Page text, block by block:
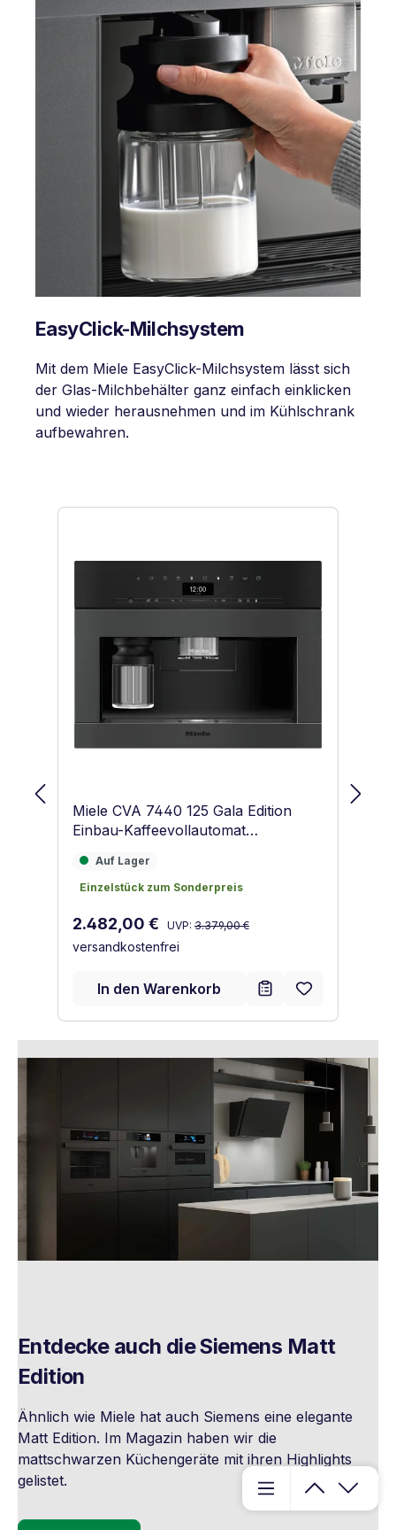
EasyClick-Milchsystem
Mit dem Miele EasyClick-Milchsystem lässt sich
der Glas-Milchbehälter ganz einfach einklicken
und wieder herausnehmen und im Kühlschrank
aufbewahren.
Produktgalerie überspringen
Miele CVA 7440 125 Gala Edition
Einbau-Kaffeevollautomat
Auf Lager
Auf Lager
Einzelstück zum Sonderpreis
Einzelstück zum Sonderpreis
Verkaufspreis:
2.482,00 € Regulärer Preis:
UVP: 3.379,00 €
versandkostenfrei
In den Warenkorb
Entdecke auch die Siemens Matt
Edition
Ähnlich wie Miele hat auch Siemens eine elegante
Matt Edition. Im Magazin haben wir die
mattschwarzen Küchengeräte mit ihren Highlights
gelistet.